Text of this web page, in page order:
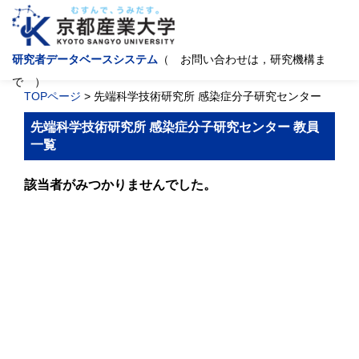
研究者データベースシステム （ お問い合わせは，研究機構ま
で ）
TOPページ > 先端科学技術研究所 感染症分子研究センター
先端科学技術研究所 感染症分子研究センター 教員
一覧
該当者がみつかりませんでした。